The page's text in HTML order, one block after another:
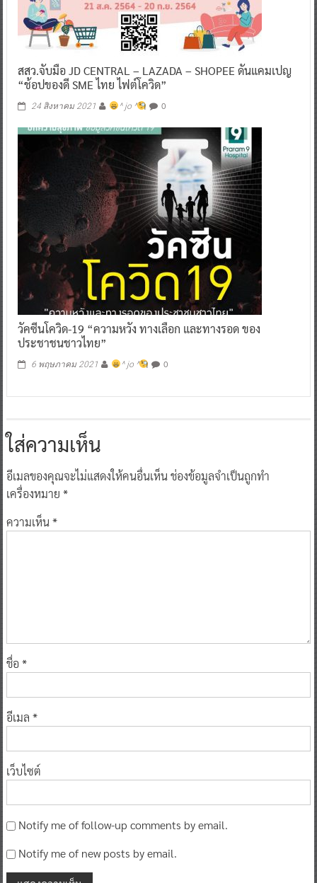
สสว.จับมือ JD CENTRAL – LAZADA – SHOPEE ดันแคมเปญ
“ช้อปของดี SME ไทย ไฟต์โควิด”
24 สิงหาคม 2021 ^ jo ^ 0
วัคซีนโควิด-19 “ความหวัง ทางเลือก และทางรอด ของ
ประชาชนชาวไทย”
6 พฤษภาคม 2021 ^ jo ^ 0
ใส่ความเห็น
อีเมลของคุณจะไม่แสดงให้คนอื่นเห็นช่องข้อมูลจำเป็นถูกทำ
เครื่องหมาย *
ความเห็น*
ชื่อ *
อีเมล *
เว็บไซต์
Notify me of follow-up comments by email.
Notify me of new posts by email.